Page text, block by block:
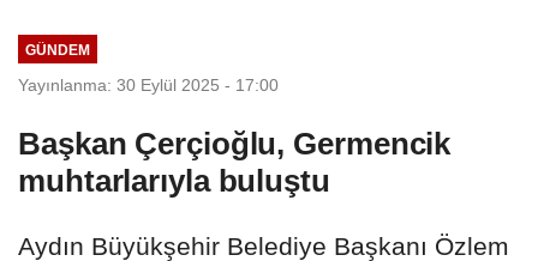
GÜNDEM
Yayınlanma: 30 Eylül 2025 - 17:00
Başkan Çerçioğlu, Germencik
muhtarlarıyla buluştu
Aydın Büyükşehir Belediye Başkanı Özlem